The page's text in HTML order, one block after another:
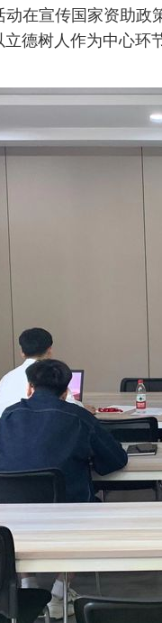
动在宣传国家资助
立德树人作为中心